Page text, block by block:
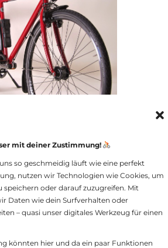
mit deiner Zustimmung!
so geschmeidig läuft wie eine perfekt
nutzen wir Technologien wie Cookies, um
oder darauf zuzugreifen. Mit
Daten wie dein Surfverhalten oder
– quasi unser digitales Werkzeug für einen
könnten hier und da ein paar Funktionen
VORSCHAUBILDER]
GmbH -
Datenschutz